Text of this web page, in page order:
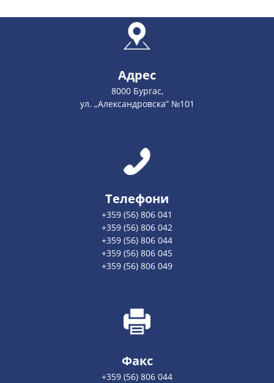
Адрес
8000 Бургас,
ул. „Александровска” №101
Телефони
+359 (56) 806 041
+359 (56) 806 042
+359 (56) 806 044
+359 (56) 806 045
+359 (56) 806 049
Факс
+359 (56) 806 044